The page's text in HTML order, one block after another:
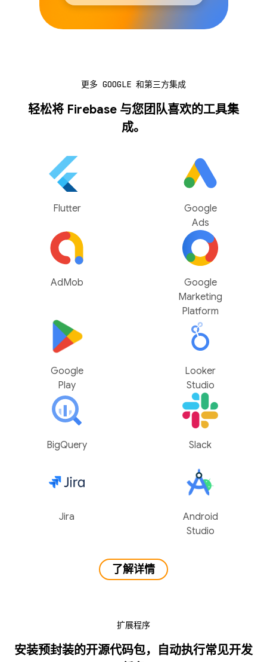
更多 GOOGLE 和第三方集成
轻松将 Firebase 与您团队喜欢的工具集
成。
Flutter
Google
Ads
AdMob
Google
Marketing
Platform
Google
Play
Looker
Studio
BigQuery Slack
Jira
Android
Studio
了解详情
扩展程序
安装预封装的开源代码包，自动执行常见开发